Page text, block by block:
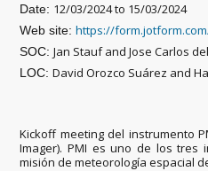
Date: 12/03/2024to 15/03/2024
Web site:https://
SOC:Jan Stauf and Jose Carlos
LOC:David Orozco Suárez and
Kickoff meeting del instrumento
Imager). PMI es uno de los tres
misión de meteorología espacial